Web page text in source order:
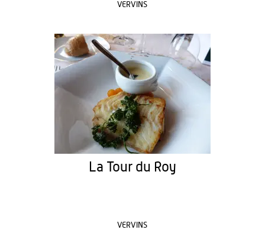
VERVINS
La Tour du Roy
VERVINS